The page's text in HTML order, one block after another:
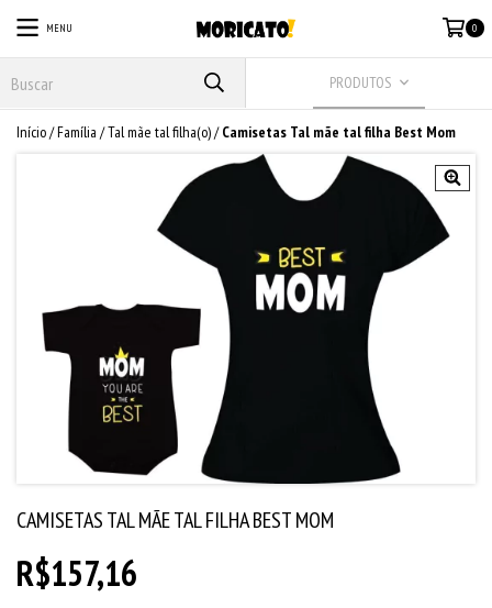
MENU 0
PRODUTOS
Início/Família /Tal mãe tal filha(o)/ Camisetas Tal mãe tal filha Best Mom
CAMISETAS TAL MÃE TAL FILHA BEST MOM
R$157,16